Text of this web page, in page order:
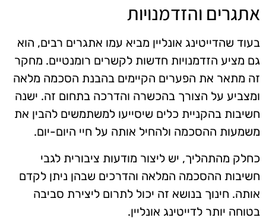
אתגרים והזדמנויות
בעוד שהדייטינג אונליין מביא עמו אתגרים רבים, הוא
גם מציע הזדמנויות חדשות לקשרים רומנטיים. מחקר
זה מתאר את הפערים הקיימים בהבנת הסכמה מלאה
ומצביע על הצורך בהכשרה והדרכה בתחום זה. ישנה
חשיבות בהקניית כלים שיסייעו למשתמשים להבין את
משמעות ההסכמה ולהחיל אותה על חיי היום-יום.
כחלק מהתהליך, יש ליצור מודעות ציבורית לגבי
חשיבות ההסכמה המלאה והדרכים שבהן ניתן לקדם
אותה. חינוך בנושא זה יכול לתרום ליצירת סביבה
בטוחה יותר לדייטינג אונליין.